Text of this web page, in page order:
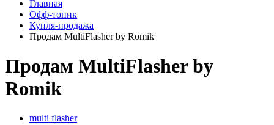
Главная
Офф-топик
Купля-продажа
Продам MultiFlasher by Romik
Продам MultiFlasher by
Romik
multi flasher